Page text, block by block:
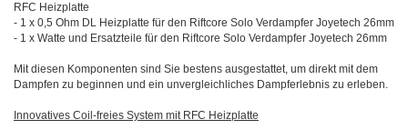
RFC Heizplatte
- 1 x 0,5 Ohm DL Heizplatte für den Riftcore Solo Verdampfer Joyetech 26mm
- 1 x Watte und Ersatzteile für den Riftcore Solo Verdampfer Joyetech 26mm
Mit diesen Komponenten sind Sie bestens ausgestattet, um direkt mit dem
Dampfen zu beginnen und ein unvergleichliches Dampferlebnis zu erleben.
Innovatives Coil-freies System mit RFC Heizplatte